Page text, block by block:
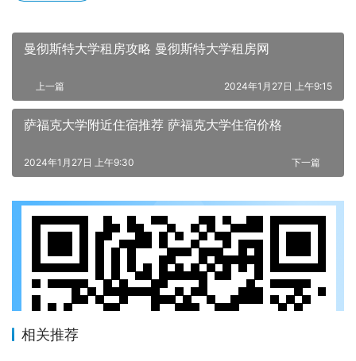
曼彻斯特大学租房攻略 曼彻斯特大学租房网
上一篇 2024年1月27日 上午9:15
萨福克大学附近住宿推荐 萨福克大学住宿价格
下一篇
2024年1月27日 上午9:30
相关推荐